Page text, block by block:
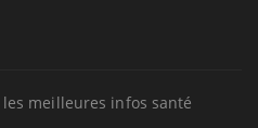
meilleures infos santé